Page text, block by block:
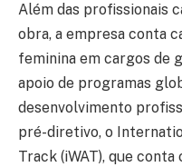
Além das profissionais
obra, a empresa conta
feminina em cargos de
apoio de programas
desenvolvimento
pré-diretivo, o
Track (iWAT), que